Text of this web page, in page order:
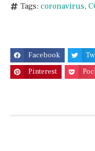
Tags: coronavirus,
Facebook
Pinterest